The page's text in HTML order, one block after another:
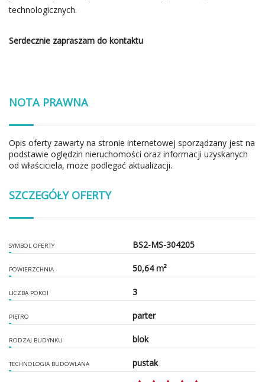
technologicznych.
Serdecznie zapraszam do kontaktu
NOTA PRAWNA
Opis oferty zawarty na stronie internetowej sporządzany jest na
podstawie oględzin nieruchomości oraz informacji uzyskanych
od właściciela, może podlegać aktualizacji.
SZCZEGÓŁY OFERTY
SYMBOL OFERTY BS2-MS-304205
POWIERZCHNIA 50,64 m²
LICZBA POKOI 3
PIĘTRO parter
RODZAJ BUDYNKU blok
TECHNOLOGIA BUDOWLANA pustak